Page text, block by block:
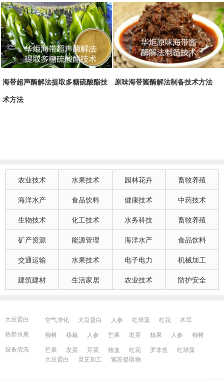
海带超声酶解法提取多糖硫酸酯技
术方法
原味海带酱酶解法制备技术方法
农业技术 水果技术 园林花卉 畜牧养殖
海洋水产 食品饮料 健康技术 中药技术
生物技术 化工技术 水务科技 畜牧养殖
矿产资源 能源管理 海洋水产 食品饮料
交通运输 水果技术 电子电力 机械加工
建筑建材 生活家居 农业技术 防护安全
大豆蛋白 空气净化 大豆蛋白 人参 红球藻 红花
木耳
红花
芒果 红球藻 芹菜 养鸭 芒果 芹菜
热带水果 柳树 移栽 人参 芒果 发菜 核果 人参
柳树
大豆蛋白
人参 发菜 猪血 红花 柳树
发菜
宁波百姓网
镇江百姓网 湖州百姓网
设备清洗 芒果 发菜 芹菜 猪血 红花 罗非鱼
红球藻
大豆蛋白
灵芝加工 紫苏提取物